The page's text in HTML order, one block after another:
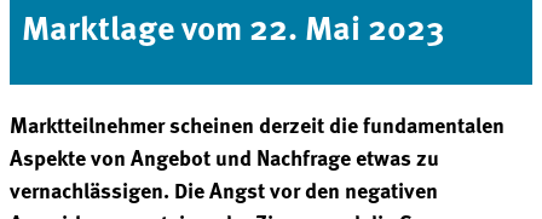
Marktlage vom 22. Mai 2023
Marktteilnehmer scheinen derzeit die fundamentalen
Aspekte von Angebot und Nachfrage etwas zu
vernachlässigen. Die Angst vor den negativen